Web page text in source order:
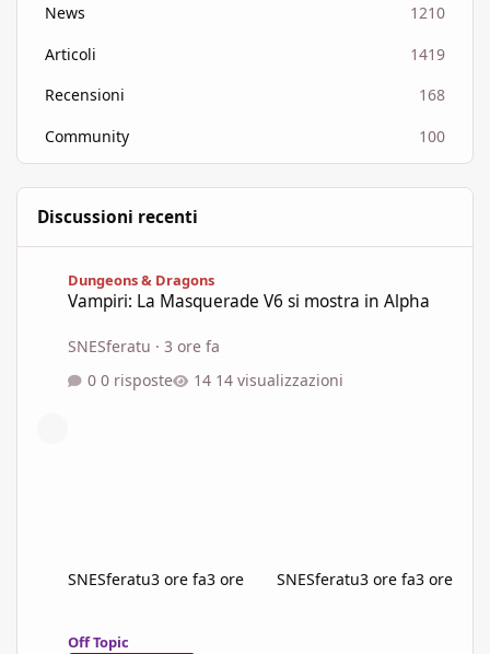
News
1210
Articoli
1419
Recensioni
168
Community
100
Discussioni recenti
Dungeons & Dragons
Vampiri: La Masquerade V6 si mostra in Alpha
SNESferatu ·3 ore fa
0 risposte
14 visualizzazioni
SNESferatu3 ore fa3 ore SNESferatu3 ore fa3 ore
Off Topic